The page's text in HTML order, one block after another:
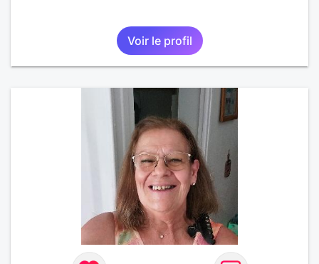
Voir le profil